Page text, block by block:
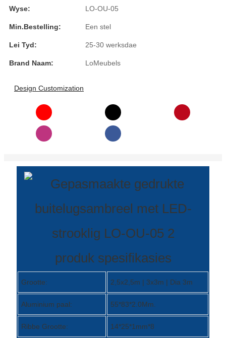
latviešu valoda‎
Latin
Hausa
Română
日语
Maori
Deutsch
සිංහල
Wyse: LO-OU-05
Min.Bestelling: Een stel
Lei Tyd: 25-30 werksdae
Brand Naam: LoMeubels
Design Customization
produk spesifikasies
Grootte: 2,5x2,5m | 3x3m | Dia 3m
Aluminium paal: 55*83*2.0Mm.
Ribbe Grootte: 14*25*1mm*8